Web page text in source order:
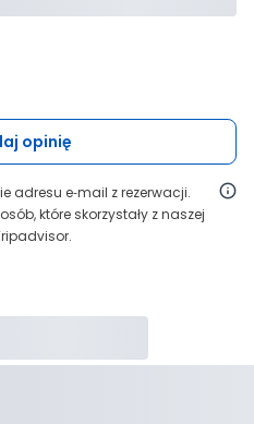
opinię
adresu e‑mail z rezerwacji.
które skorzystały z naszej